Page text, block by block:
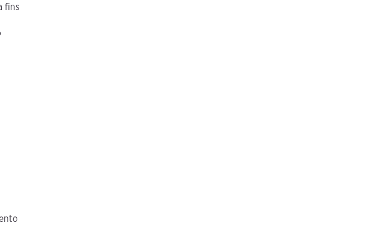
fins